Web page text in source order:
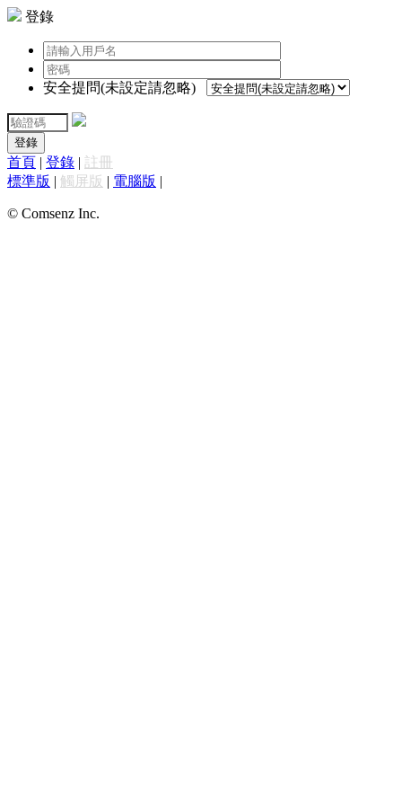
登錄
安全提問(未設定請忽略)
登錄
首頁 | 登錄 | 註冊
標準版 | 觸屏版 | 電腦版 |
© Comsenz Inc.